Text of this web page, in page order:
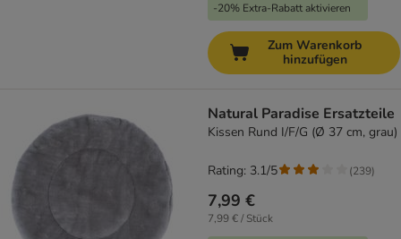
-20% Extra-Rabatt aktivieren
Zum Warenkorb
hinzufügen
Natural Paradise Ersatzteile
Kissen Rund I/F/G (Ø 37 cm, grau)
7,99 €
7,99 € / Stück
Rating: 3.1/5 (239)